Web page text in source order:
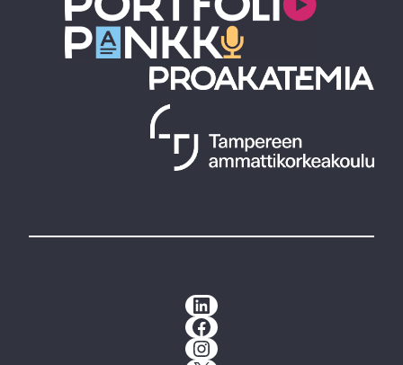
LinkedIn
Facebook
Instagram